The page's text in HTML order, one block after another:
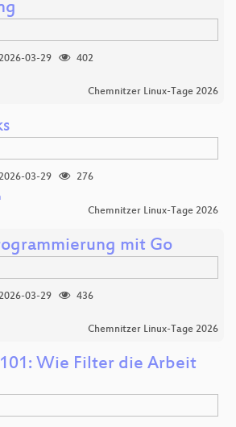
2026-03-29
402
Chemnitzer Linux-Tage 2026
2026-03-29
276
Chemnitzer Linux-Tage 2026
mit Go
2026-03-29
436
Chemnitzer Linux-Tage 2026
Wie Filter die Arbeit